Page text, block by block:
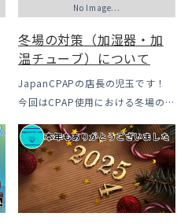
No Image...
冬場の対策（加湿器・加
温チューブ）について
JapanCPAPの店長の児玉です！
今回はCPAP使用における冬場のよ
露」についてのお話をさせて頂き
ます。 我々の拠点の北陸はCPAP
使用時に「乾燥・寒さ・結露」が
起こりやすい地域です、その […]